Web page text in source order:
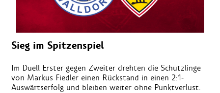
Sieg im Spitzenspiel
Im Duell Erster gegen Zweiter drehten die Schützlinge
von Markus Fiedler einen Rückstand in einen 2:1-
Auswärtserfolg und bleiben weiter ohne Punktverlust.